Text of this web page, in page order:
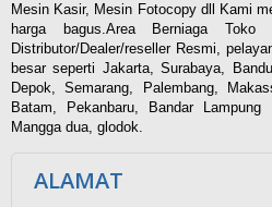
Mesin Kasir, Mesin Fotocopy dll Kami
harga bagus.Area Berniaga
Distributor/Dealer/reseller Resmi,
besar seperti Jakarta, Surabaya,
Depok, Semarang, Palembang,
Batam, Pekanbaru, Bandar
Mangga dua, glodok.
ALAMAT